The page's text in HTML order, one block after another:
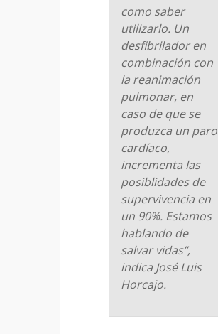
como saber
utilizarlo. Un
desfibrilador en
combinación con
la reanimación
pulmonar, en
caso de que se
produzca un paro
cardíaco,
incrementa las
posiblidades de
supervivencia en
un 90%. Estamos
hablando de
salvar vidas”,
indica José Luis
Horcajo.